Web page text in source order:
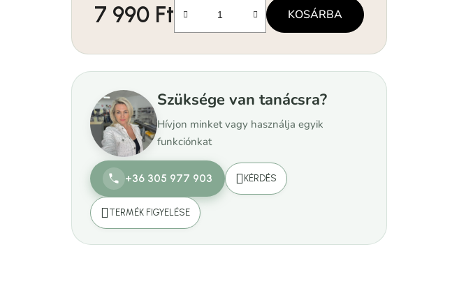
7 990 Ft KOSÁRBA
Szüksége van tanácsra?
Hívjon minket vagy használja egyik
funkciónkat
+36 305 977 903 KÉRDÉS
TERMÉK FIGYELÉSE